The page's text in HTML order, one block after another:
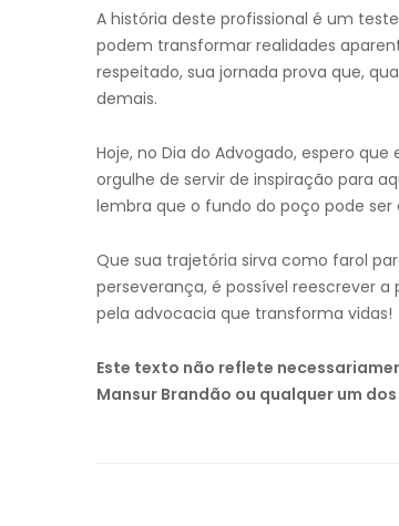
A história deste profissional é um
podem transformar realidades
respeitado, sua jornada prova que,
demais.
Hoje, no Dia do Advogado, espero
orgulhe de servir de inspiração para
lembra que o fundo do poço pode
Que sua trajetória sirva como farol
perseverança, é possível reescrever
pela advocacia que transforma vidas!
Este texto não reflete
Mansur Brandão ou qualquer um